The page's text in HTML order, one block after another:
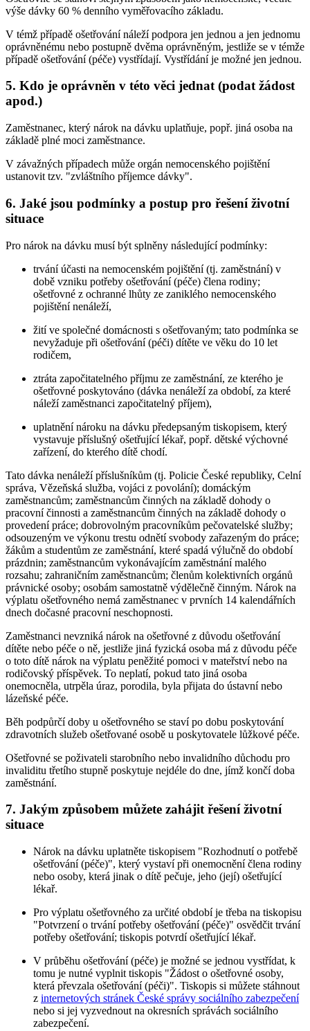
výše dávky 60 % denního vyměřovacího základu.
V témž případě ošetřování náleží podpora jen jednou a jen jednomu
oprávněnému nebo postupně dvěma oprávněným, jestliže se v témže
případě ošetřování (péče) vystřídají. Vystřídání je možné jen jednou.
5. Kdo je oprávněn v této věci jednat (podat žádost
apod.)
Zaměstnanec, který nárok na dávku uplatňuje, popř. jiná osoba na
základě plné moci zaměstnance.
V závažných případech může orgán nemocenského pojištění
ustanovit tzv. "zvláštního příjemce dávky".
6. Jaké jsou podmínky a postup pro řešení životní
situace
Pro nárok na dávku musí být splněny následující podmínky:
trvání účasti na nemocenském pojištění (tj. zaměstnání) v
době vzniku potřeby ošetřování (péče) člena rodiny;
ošetřovné z ochranné lhůty ze zaniklého nemocenského
pojištění nenáleží,
žití ve společné domácnosti s ošetřovaným; tato podmínka se
nevyžaduje při ošetřování (péči) dítěte ve věku do 10 let
rodičem,
ztráta započitatelného příjmu ze zaměstnání, ze kterého je
ošetřovné poskytováno (dávka nenáleží za období, za které
náleží zaměstnanci započitatelný příjem),
uplatnění nároku na dávku předepsaným tiskopisem, který
vystavuje příslušný ošetřující lékař, popř. dětské výchovné
zařízení, do kterého dítě chodí.
Tato dávka nenáleží příslušníkům (tj. Policie České republiky, Celní
správa, Vězeňská služba, vojáci z povolání); domáckým
zaměstnancům; zaměstnancům činných na základě dohody o
pracovní činnosti a zaměstnancům činných na základě dohody o
provedení práce; dobrovolným pracovníkům pečovatelské služby;
odsouzeným ve výkonu trestu odnětí svobody zařazeným do práce;
žákům a studentům ze zaměstnání, které spadá výlučně do období
prázdnin; zaměstnancům vykonávajícím zaměstnání malého
rozsahu; zahraničním zaměstnancům; členům kolektivních orgánů
právnické osoby; osobám samostatně výdělečně činným. Nárok na
výplatu ošetřovného nemá zaměstnanec v prvních 14 kalendářních
dnech dočasné pracovní neschopnosti.
Zaměstnanci nevzniká nárok na ošetřovné z důvodu ošetřování
dítěte nebo péče o ně, jestliže jiná fyzická osoba má z důvodu péče
o toto dítě nárok na výplatu peněžité pomoci v mateřství nebo na
rodičovský příspěvek. To neplatí, pokud tato jiná osoba
onemocněla, utrpěla úraz, porodila, byla přijata do ústavní nebo
lázeňské péče.
Běh podpůrčí doby u ošetřovného se staví po dobu poskytování
zdravotních služeb ošetřované osobě u poskytovatele lůžkové péče.
Ošetřovné se poživateli starobního nebo invalidního důchodu pro
invaliditu třetího stupně poskytuje nejdéle do dne, jímž končí doba
zaměstnání.
7. Jakým způsobem můžete zahájit řešení životní
situace
Nárok na dávku uplatněte tiskopisem "Rozhodnutí o potřebě
ošetřování (péče)", který vystaví při onemocnění člena rodiny
nebo osoby, která jinak o dítě pečuje, jeho (její) ošetřující
lékař.
Pro výplatu ošetřovného za určité období je třeba na tiskopisu
"Potvrzení o trvání potřeby ošetřování (péče)" osvědčit trvání
potřeby ošetřování; tiskopis potvrdí ošetřující lékař.
V průběhu ošetřování (péče) je možné se jednou vystřídat, k
tomu je nutné vyplnit tiskopis "Žádost o ošetřovné osoby,
která převzala ošetřování (péči)". Tiskopis si můžete stáhnout
z internetových stránek České správy sociálního zabezpečení
nebo si jej vyzvednout na okresních správách sociálního
zabezpečení.